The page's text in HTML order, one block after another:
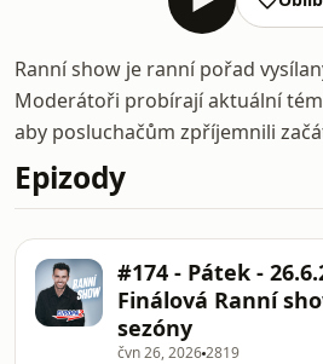
Ranní show je ranní pořad
Moderátoři probírají aktuální
aby posluchačům zpříjemnili
Epizody
#174 - Pátek -
Finálová Ranní
sezóny
čvn 26, 20262819